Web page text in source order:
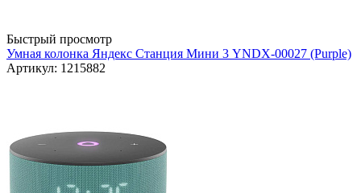
Быстрый просмотр
Умная колонка Яндекс Станция Мини 3 YNDX-00027 (Purple)
Артикул: 1215882